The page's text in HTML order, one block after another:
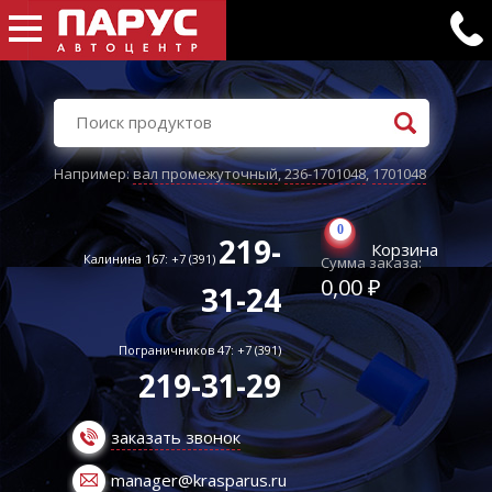
Например:вал промежуточный,236-1701048,1701048
Калинина 167: +7 (391) 219-
31-24
Пограничников 47: +7 (391)
219-31-29
заказать звонок
manager@krasparus.ru
0
Корзина
Сумма заказа:
0,00 ₽